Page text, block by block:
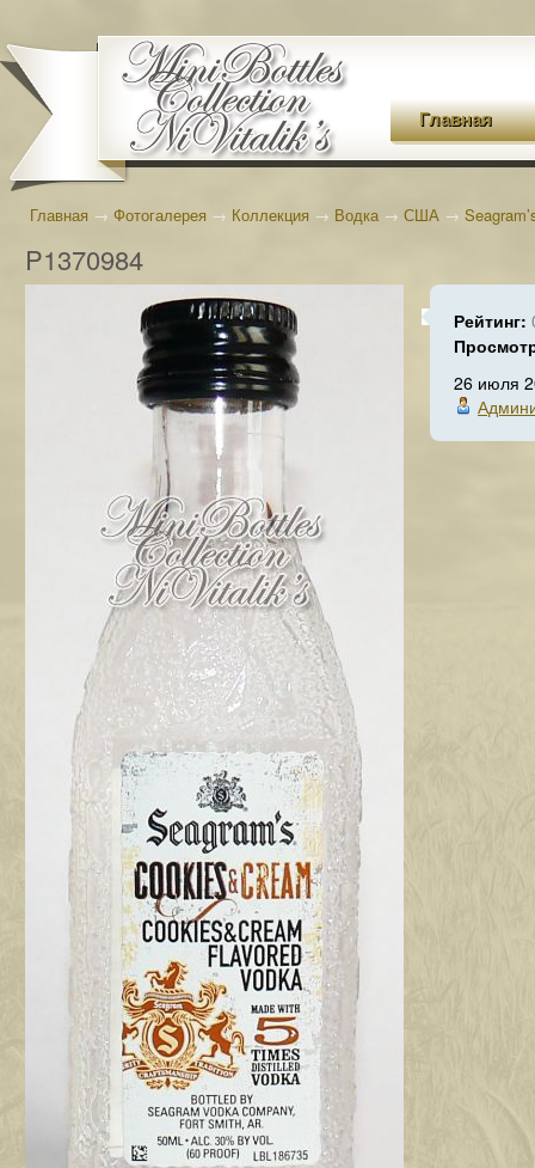
Главная
Главная → Фотогалерея → Коллекция → Водка→ США →
P1370984
Рейтинг:
26 июля